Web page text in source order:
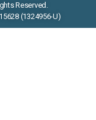
Reserved.
(1324956-U)